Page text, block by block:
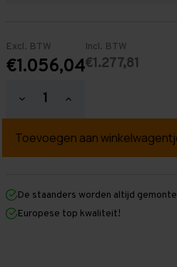
Excl. BTW
€1.056,04
Incl. BTW
€1.277,81
Hoeveelheid
verlagen
Grootvakstelling
mm
mm
x
1.200
Hoeveelheid
verhogen
Grootvakstelling
mm
mm
1.200
De staanders worden altijd
Europese top kwaliteit!